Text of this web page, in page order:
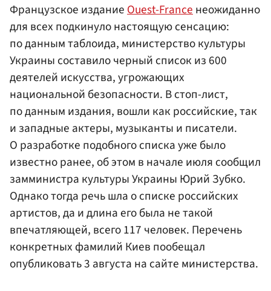
Французское изданиеOuest-Franceнеожиданно
для всех подкинуло настоящую сенсацию:
по данным таблоида, министерство культуры
Украины составило черный список из 600
деятелей искусства, угрожающих
национальной безопасности. В стоп-лист,
по данным издания, вошли как российские, так
и западные актеры, музыканты и писатели.
О разработке подобного списка уже было
известно ранее, об этом в начале июля сообщил
замминистра культуры Украины Юрий Зубко.
Однако тогда речь шла о списке российских
артистов, да и длина его была не такой
впечатляющей, всего 117 человек. Перечень
конкретных фамилий Киев пообещал
опубликовать 3 августа на сайте министерства.